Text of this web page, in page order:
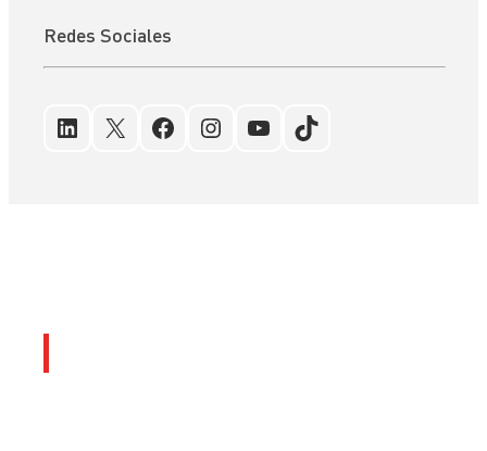
Redes Sociales
LinkedIn
X Facebook
Instagram
YouTube
TikTok